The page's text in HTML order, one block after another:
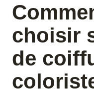
choisir
de